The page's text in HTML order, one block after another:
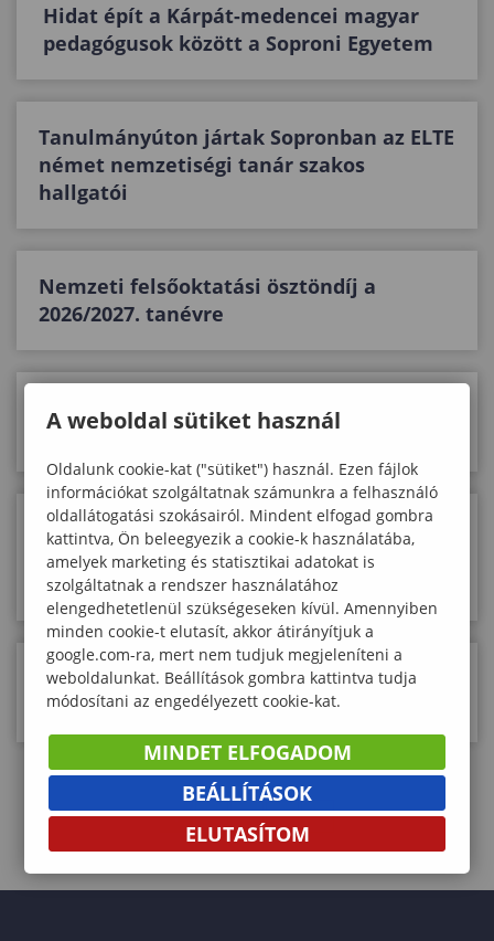
Hidat épít a Kárpát-medencei magyar
pedagógusok között a Soproni Egyetem
Tanulmányúton jártak Sopronban az ELTE
német nemzetiségi tanár szakos
hallgatói
Nemzeti felsőoktatási ösztöndíj a
2026/2027. tanévre
Bounce Back: Szülői és pedagógusi
rezilienciafejlesztés
LifeSkill- és rezilienciafejlesztés
interaktív pedagógiai eszközökkel az
ágfalvi iskolában
„A gyermekben rejlik a jövő – a
pedagógiában a felelősség.”
1 2 3 › »
A weboldal sütiket használ
Oldalunk cookie-kat ("sütiket") használ. Ezen fájlok
információkat szolgáltatnak számunkra a felhasználó
oldallátogatási szokásairól. Mindent elfogad gombra
kattintva, Ön beleegyezik a cookie-k használatába,
amelyek marketing és statisztikai adatokat is
szolgáltatnak a rendszer használatához
elengedhetetlenül szükségeseken kívül. Amennyiben
minden cookie-t elutasít, akkor átirányítjuk a
google.com-ra, mert nem tudjuk megjeleníteni a
weboldalunkat. Beállítások gombra kattintva tudja
módosítani az engedélyezett cookie-kat.
MINDET ELFOGADOM
BEÁLLÍTÁSOK
ELUTASÍTOM